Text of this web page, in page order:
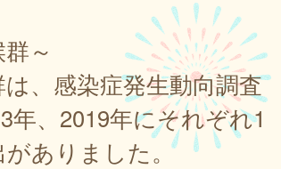
～
、感染症発生動向調査
年、2019年にそれぞれ1
がありました。